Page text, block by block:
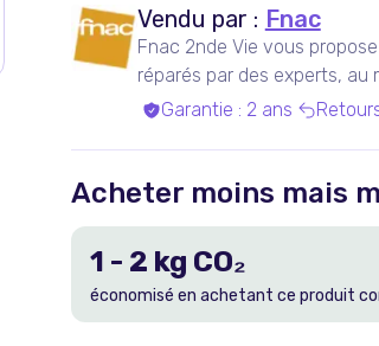
Vendu par : Fnac
Fnac 2nde Vie vous
réparés par des experts, au
Garantie : 2 ans
Acheter moins mais
1 - 2 kg CO₂
économisé en achetant ce produit